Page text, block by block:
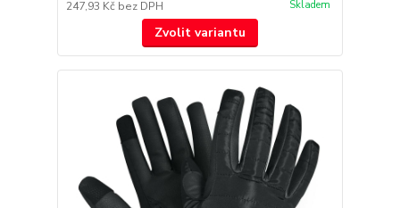
247,93 Kč bez DPH Skladem
Zvolit variantu